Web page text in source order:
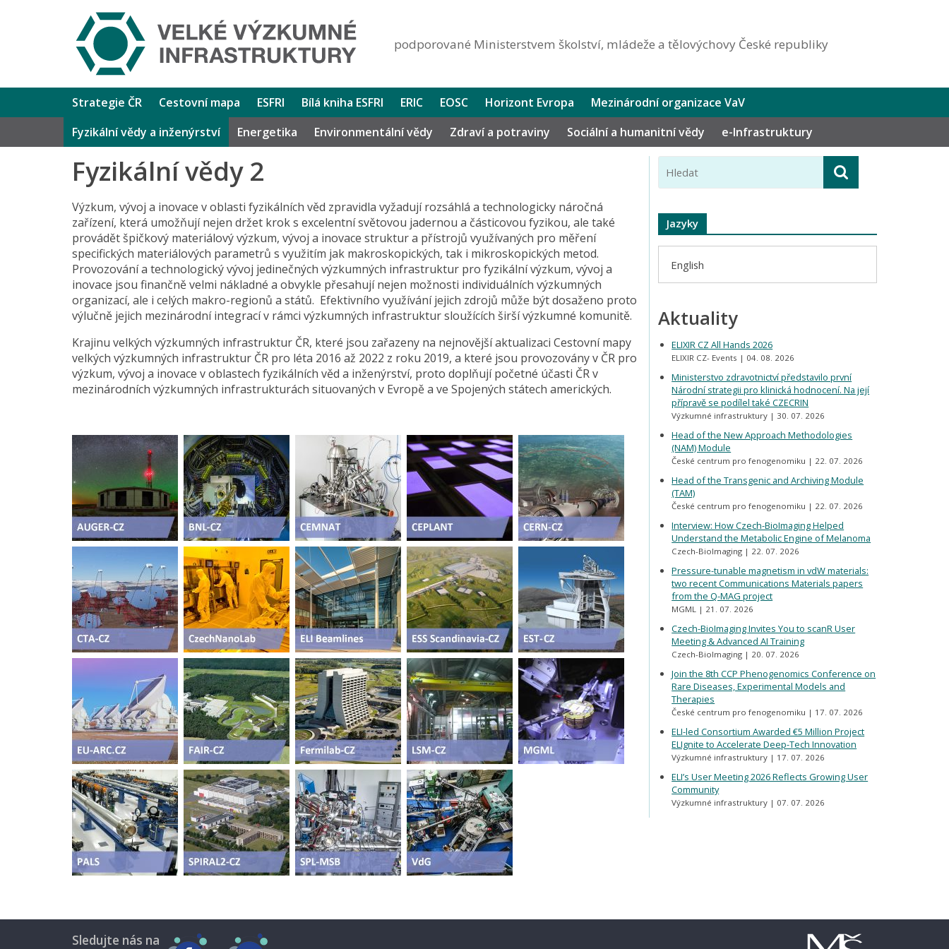
podporované Ministerstvem školství, mládeže a tělovýchovy České republiky
Strategie ČR Cestovní mapa ESFRI Bílá kniha ESFRI ERIC EOSC Horizont Evropa
Mezinárodní organizace VaV
Fyzikální vědy a inženýrství
Energetika Environmentální vědy Zdraví a potraviny Sociální a humanitní vědy e-Infrastruktury
Fyzikální vědy 2
Výzkum, vývoj a inovace v oblasti fyzikálních věd zpravidla vyžadují rozsáhlá a technologicky náročná
zařízení, která umožňují nejen držet krok s excelentní světovou jadernou a částicovou fyzikou, ale také
provádět špičkový materiálový výzkum, vývoj a inovace struktur a přístrojů využívaných pro měření
specifických materiálových parametrů s využitím jak makroskopických, tak i mikroskopických metod.
Provozování a technologický vývoj jedinečných výzkumných infrastruktur pro fyzikální výzkum, vývoj a
inovace jsou finančně velmi nákladné a obvykle přesahují nejen možnosti individuálních výzkumných
organizací, ale i celých makro-regionů a států. Efektivního využívání jejich zdrojů může být dosaženo proto
výlučně jejich mezinárodní integrací v rámci výzkumných infrastruktur sloužících širší výzkumné komunitě.
Krajinu velkých výzkumných infrastruktur ČR, které jsou zařazeny na nejnovější aktualizaci Cestovní mapy
velkých výzkumných infrastruktur ČR pro léta 2016 až 2022 z roku 2019, a které jsou provozovány v ČR pro
výzkum, vývoj a inovace v oblastech fyzikálních věd a inženýrství, proto doplňují početné účasti ČR v
mezinárodních výzkumných infrastrukturách situovaných v Evropě a ve Spojených státech amerických.
Jazyky
English
Aktuality
ELIXIR CZ All Hands 2026
ELIXIR CZ- Events 04. 08. 2026
Ministerstvo zdravotnictví představilo první
Národní strategii pro klinická hodnocení. Na její
přípravě se podílel také CZECRIN
Výzkumné infrastruktury 30. 07. 2026
Head of the New Approach Methodologies
(NAM) Module
České centrum pro fenogenomiku 22. 07. 2026
Head of the Transgenic and Archiving Module
(TAM)
České centrum pro fenogenomiku 22. 07. 2026
Interview: How Czech-BioImaging Helped
Understand the Metabolic Engine of Melanoma
Czech-BioImaging 22. 07. 2026
Pressure-tunable magnetism in vdW materials:
two recent Communications Materials papers
from the Q-MAG project
MGML 21. 07. 2026
Czech-BioImaging Invites You to scanR User
Meeting & Advanced AI Training
Czech-BioImaging 20. 07. 2026
Join the 8th CCP Phenogenomics Conference on
Rare Diseases, Experimental Models and
Therapies
České centrum pro fenogenomiku 17. 07. 2026
ELI-led Consortium Awarded €5 Million Project
ELIgnite to Accelerate Deep-Tech Innovation
Výzkumné infrastruktury 17. 07. 2026
ELI’s User Meeting 2026 Reflects Growing User
Community
Výzkumné infrastruktury 07. 07. 2026
Sledujte nás na